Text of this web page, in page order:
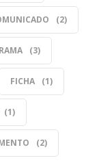
2
3
FICHA 1
1
2